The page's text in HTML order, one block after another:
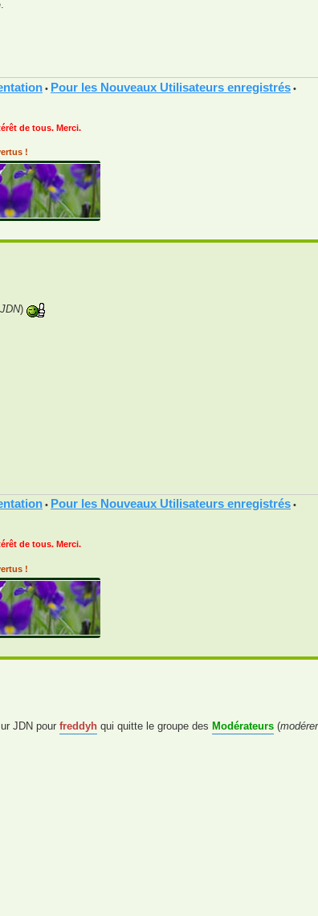
• Pour les Nouveaux Utilisateurs enregistrés •
de tous. Merci.
!
)
• Pour les Nouveaux Utilisateurs enregistrés •
de tous. Merci.
!
JDN pour freddyh qui quitte le groupe des Modérateurs (